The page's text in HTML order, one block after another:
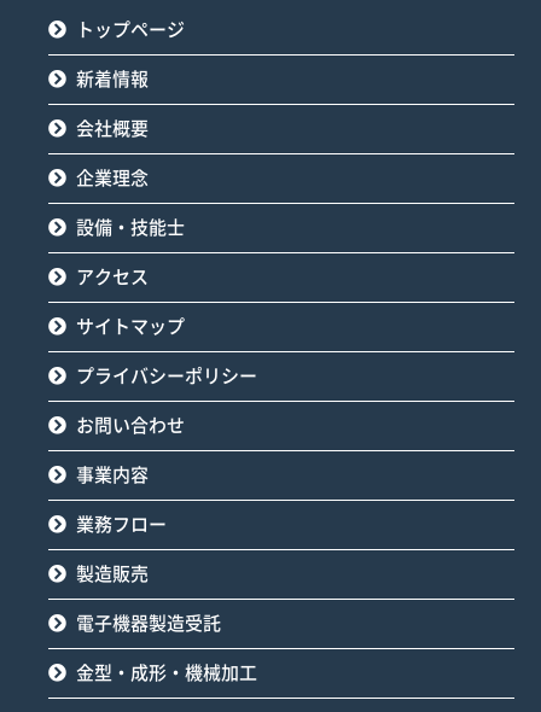
トップページ
新着情報
会社概要
企業理念
設備・技能士
アクセス
サイトマップ
プライバシーポリシー
お問い合わせ
事業内容
業務フロー
製造販売
電子機器製造受託
金型・成形・機械加工